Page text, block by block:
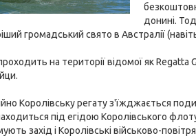
донині.
громадський свято в Австралії
на території відомої як
Королівську регату з'їжджається
під егідою Королівського
захід і Королівські військово-